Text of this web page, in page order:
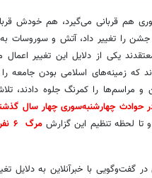
هم قربانی می‌گیرد، هم خودش
را تغییر داد، آتش و سوروسات
که زمینه‌های اسلامی بودن جامعه
و مراسم‌ها را کمرنگ جلوه دادند،
تا لحظه تنظیم این گزارشمرگ ۶ نفر
گفت‌وگویی با خبرآنلاین به دلایل